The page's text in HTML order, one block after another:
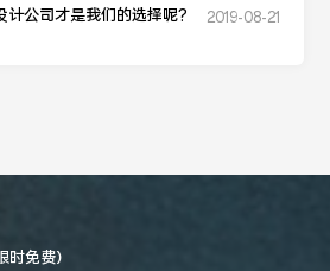
计公司才是我们的选择呢? 2019-08-21
免费）